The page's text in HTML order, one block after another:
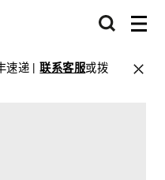
速递 |联系客服或拨